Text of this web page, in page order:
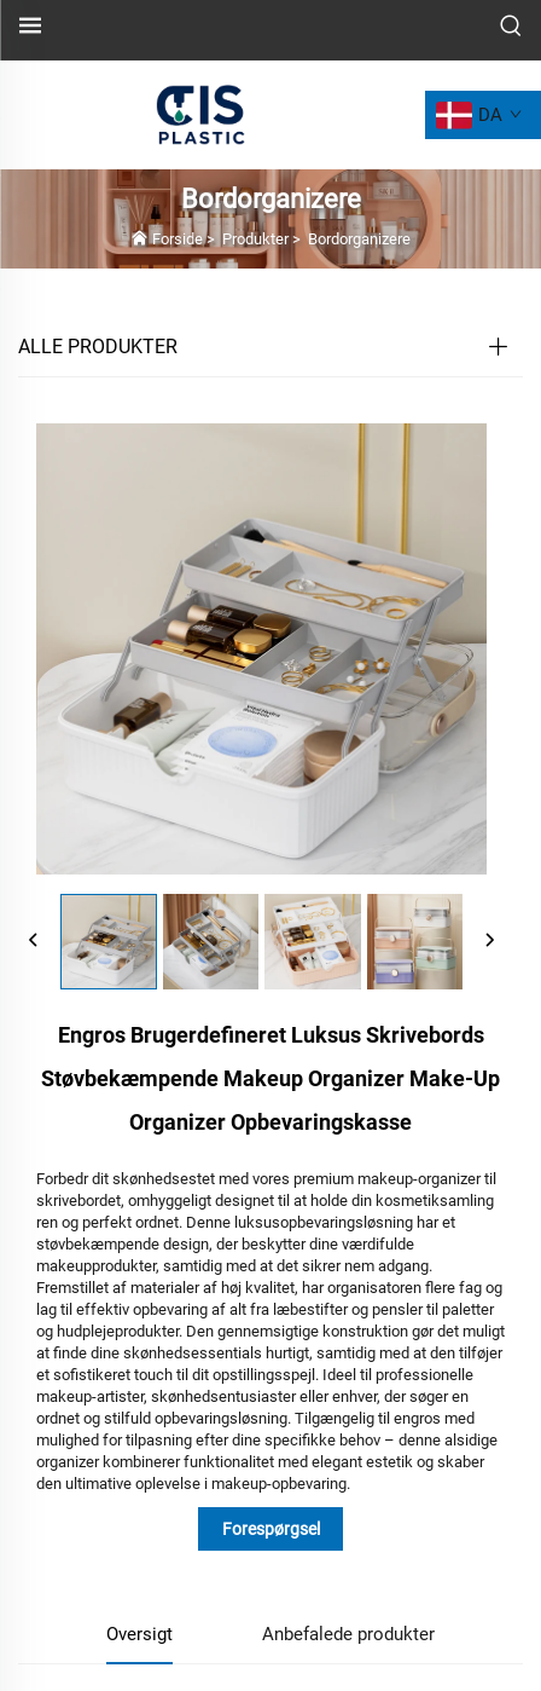
DA
Bordorganizere
Forside> Produkter>Bordorganizere
ALLE PRODUKTER
Engros Brugerdefineret Luksus Skrivebords
Støvbekæmpende Makeup Organizer Make-Up
Organizer Opbevaringskasse
Forbedr dit skønhedsestet med vores premium makeup-organizer til
skrivebordet, omhyggeligt designet til at holde din kosmetiksamling
ren og perfekt ordnet. Denne luksusopbevaringsløsning har et
støvbekæmpende design, der beskytter dine værdifulde
makeupprodukter, samtidig med at det sikrer nem adgang.
Fremstillet af materialer af høj kvalitet, har organisatoren flere fag og
lag til effektiv opbevaring af alt fra læbestifter og pensler til paletter
og hudplejeprodukter. Den gennemsigtige konstruktion gør det muligt
at finde dine skønhedsessentials hurtigt, samtidig med at den tilføjer
et sofistikeret touch til dit opstillingsspejl. Ideel til professionelle
makeup-artister, skønhedsentusiaster eller enhver, der søger en
ordnet og stilfuld opbevaringsløsning. Tilgængelig til engros med
mulighed for tilpasning efter dine specifikke behov – denne alsidige
organizer kombinerer funktionalitet med elegant estetik og skaber
den ultimative oplevelse i makeup-opbevaring.
Forespørgsel
Oversigt Anbefalede produkter